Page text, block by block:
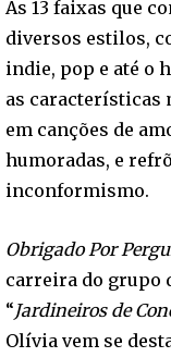
As 13 faixas que
diversos estilos,
indie, pop e até o
as características
em canções de
humoradas, e
inconformismo.
Obrigado Por
carreira do grupo
“Jardineiros de
Olívia vem se